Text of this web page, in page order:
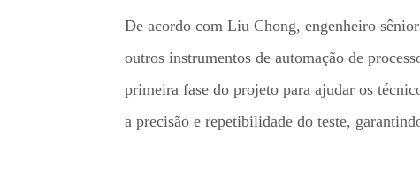
De acordo com Liu Chong, engenheiro
outros instrumentos de automação de
primeira fase do projeto para ajudar os
a precisão e repetibilidade do teste,